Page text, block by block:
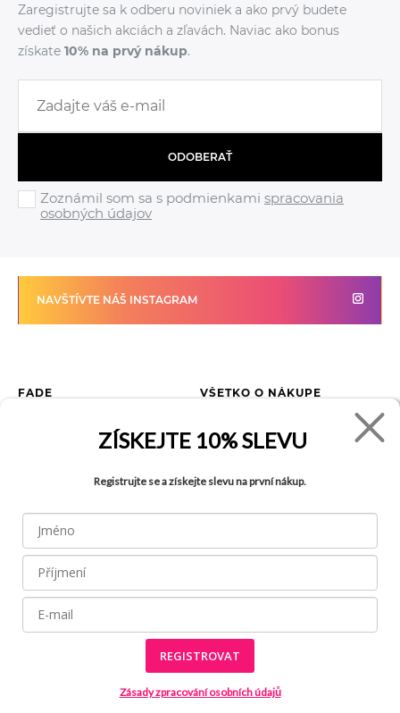
Zaregistrujte sa k odberu noviniek a ako prvý budete
vedieť o našich akciách a zľavách. Naviac ako bonus
získate 10% na prvý nákup.
ODOBERAŤ
Zoznámil som sa s podmienkami spracovania
osobných údajov
NAVŠTÍVTE NÁŠ INSTAGRAM
FADE
Blog
VŠETKO O NÁKUPE
Ako reklamovať tovar
Tabuľka veľkostí
Všetky práva vyhradené © 2026
Internetové stránky používajúsúbory cookies
ZÍSKEJTE 10% SLEVU
Registrujte se a získejte slevu na první nákup.
REGISTROVAT
Zásady zpracování osobních údajů